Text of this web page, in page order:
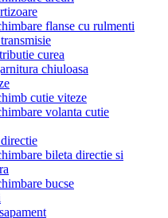
flanse cu rulmenti
curea
chiuloasa
cutie viteze
volanta cutie
bileta directie si
bucse